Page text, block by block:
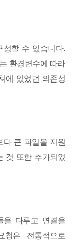
성할 수 있습니다.
환경변수에 따라
에 있었던 의존성
다 큰 파일을 지원
것 또한 추가되었
을 다루고 연결을
청은 전통적으로